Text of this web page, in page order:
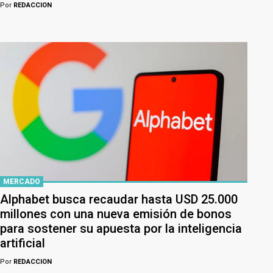
Por REDACCION
MERCADO
Alphabet busca recaudar hasta USD 25.000
millones con una nueva emisión de bonos
para sostener su apuesta por la inteligencia
artificial
Por REDACCION